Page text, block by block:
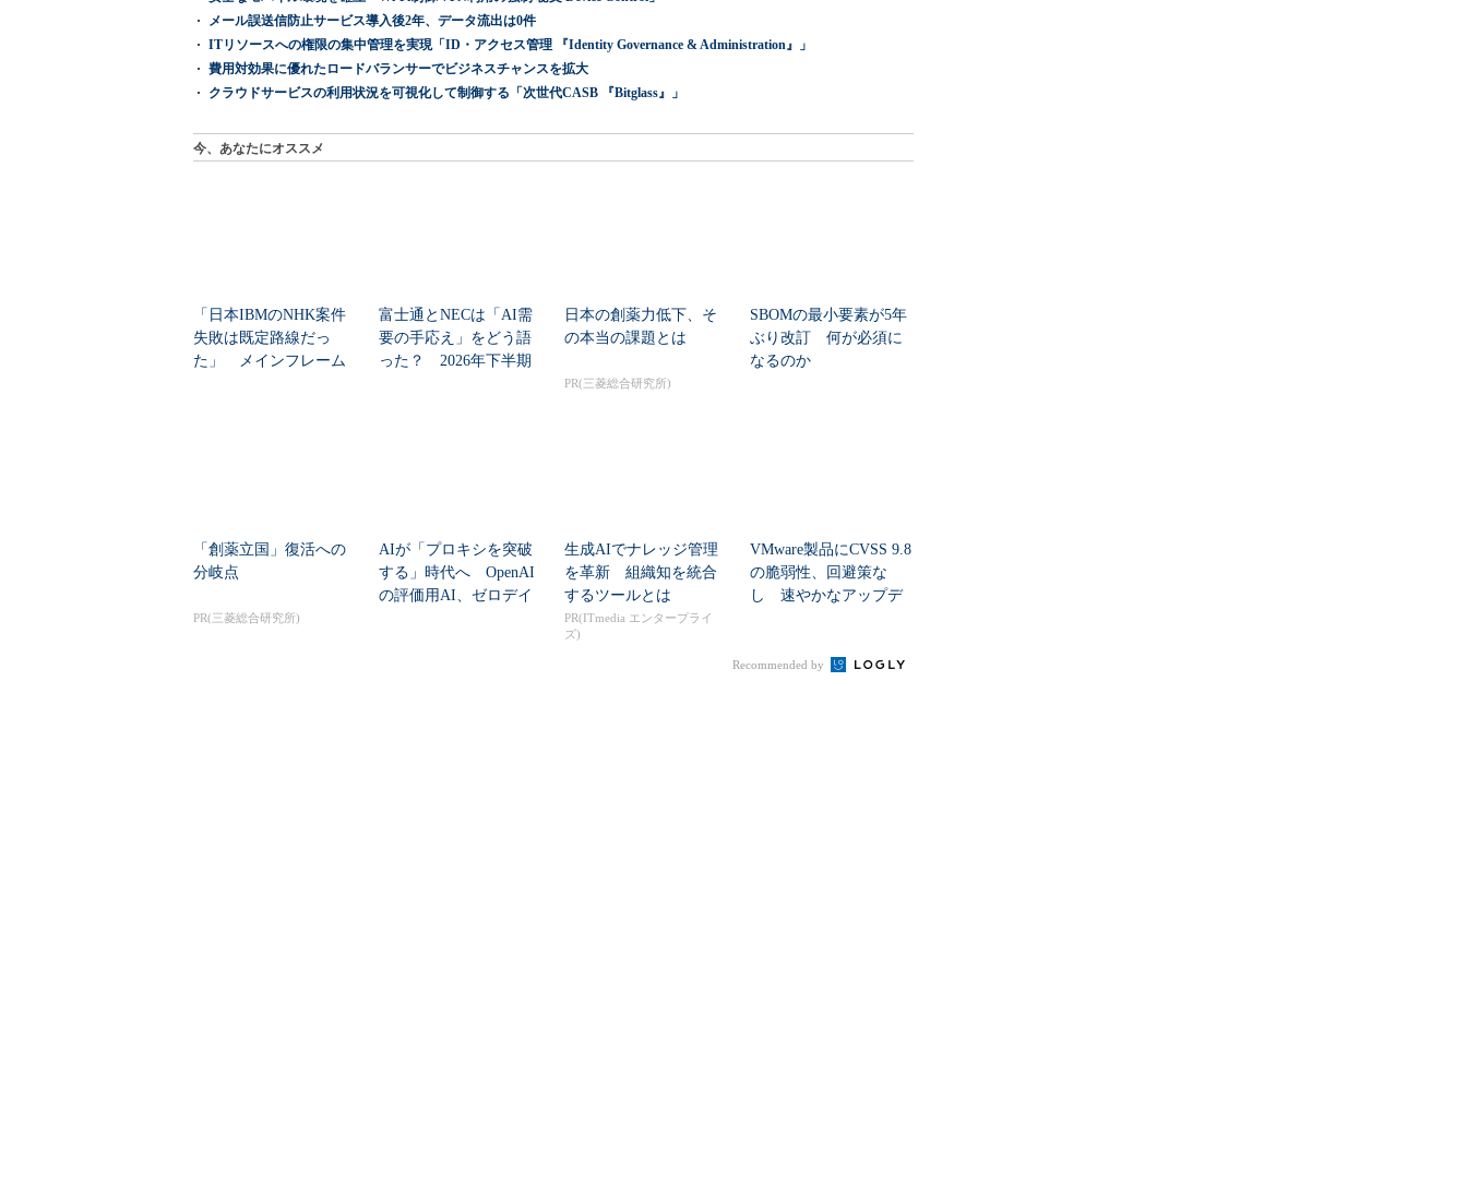
メール誤送信防止サービス導入後2年、データ流出は0件
ITリソースへの権限の集中管理を実現「ID・アクセス管理 『Identity Governance & Administration』」
費用対効果に優れたロードバランサーでビジネスチャンスを拡大
クラウドサービスの利用状況を可視化して制御する「次世代CASB 『Bitglass』」
今、あなたにオススメ
「日本IBMのNHK案件
失敗は既定路線だっ
た」 メインフレーム
富士通とNECは「AI需
要の手応え」をどう語
った？ 2026年下半期
日本の創薬力低下、そ
の本当の課題とは
PR(三菱総合研究所)
SBOMの最小要素が5年
ぶり改訂 何が必須に
なるのか
「創薬立国」復活への
分岐点
PR(三菱総合研究所)
AIが「プロキシを突破
する」時代へ OpenAI
の評価用AI、ゼロデイ
生成AIでナレッジ管理
を革新 組織知を統合
するツールとは
PR(ITmedia エンタープライ
ズ)
VMware製品にCVSS 9.8
の脆弱性、回避策な
し 速やかなアップデ
Recommended by